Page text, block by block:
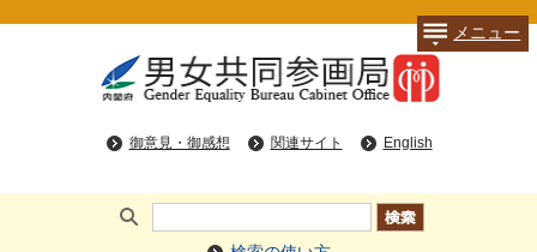
御意見・御感想 関連サイト English
メニュー